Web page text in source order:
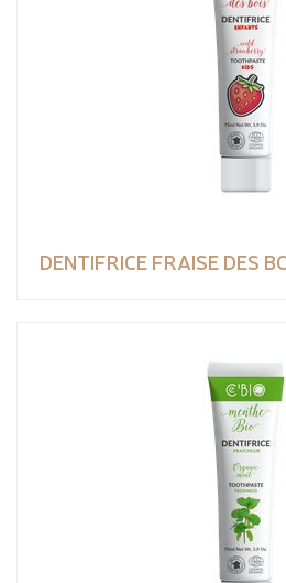
DENTIFRICE FRAISE DES